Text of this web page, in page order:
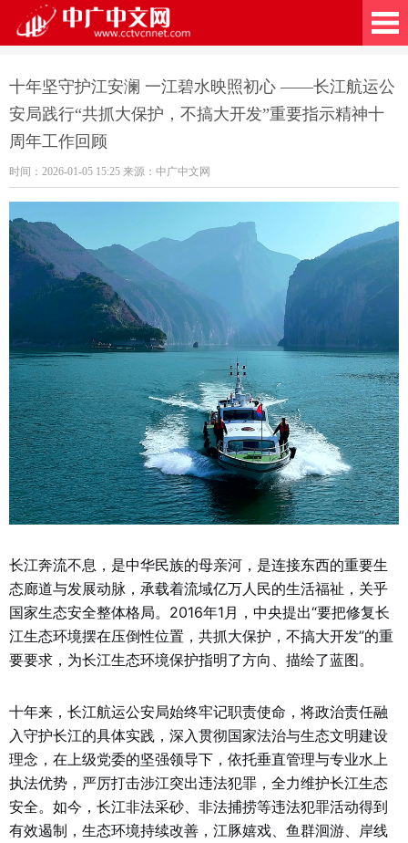
十年坚守护江安澜 一江碧水映照初心 ——长江航运公
安局践行“共抓大保护，不搞大开发”重要指示精神十
周年工作回顾
时间：2026-01-05 15:25 来源：中广中文网
长江奔流不息，是中华民族的母亲河，是连接东西的重要生
态廊道与发展动脉，承载着流域亿万人民的生活福祉，关乎
国家生态安全整体格局。2016年1月，中央提出“要把修复长
江生态环境摆在压倒性位置，共抓大保护，不搞大开发”的重
要要求，为长江生态环境保护指明了方向、描绘了蓝图。
十年来，长江航运公安局始终牢记职责使命，将政治责任融
入守护长江的具体实践，深入贯彻国家法治与生态文明建设
理念，在上级党委的坚强领导下，依托垂直管理与专业水上
执法优势，严厉打击涉江突出违法犯罪，全力维护长江生态
安全。如今，长江非法采砂、非法捕捞等违法犯罪活动得到
有效遏制，生态环境持续改善，江豚嬉戏、鱼群洄游、岸线